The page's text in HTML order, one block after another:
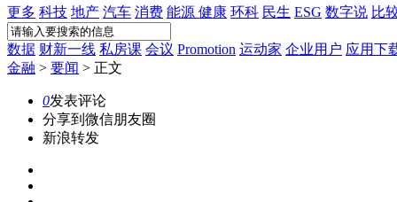
更多 科技 地产 汽车 消费 能源 健康 环科 民生 ESG 数字说 比
数据 财新一线 私房课 会议 Promotion 运动家 企业用户 应用下
金融 > 要闻 > 正文
0发表评论
分享到微信朋友圈
新浪转发